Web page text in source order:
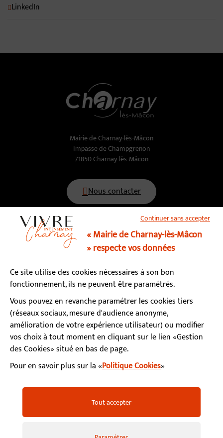
LinkedIn
Mairie de Charnay-lès-Mâcon
Impasse de Champgrenon
71850 Charnay-lès-Mâcon
Nous contacter
03 85 34 15 70
Lundi, mardi, mercredi, vendredi : 9h - 12h / 13h - 17h
Jeudi : fermé le matin / 13h - 17h
Samedi : 9h - 12h (permanence état-civil)
S’abonner à la newsletter
FacebookInstagram
YouTubeLinkedInCalaméo
Mentions légalesAccessibilité
Politiques de confidentialité
FAQ
Continuer sans accepter
« Mairie de Charnay-lès-Mâcon
» respecte vos données
Ce site utilise des cookies nécessaires à son bon
fonctionnement, ils ne peuvent être paramétrés.
Vous pouvez en revanche paramétrer les cookies tiers
(réseaux sociaux, mesure d'audience anonyme,
amélioration de votre expérience utilisateur) ou modifier
vos choix à tout moment en cliquant sur le lien «Gestion
des Cookies» situé en bas de page.
Pour en savoir plus sur la «Politique Cookies»
Tout accepter